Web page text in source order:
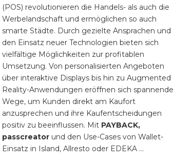
(POS) revolutionieren die Handels- als auch die
Werbelandschaft und ermöglichen so auch
smarte Städte. Durch gezielte Ansprachen und
den Einsatz neuer Technologien bieten sich
vielfältige Möglichkeiten zur profitablen
Umsetzung. Von personalisierten Angeboten
über interaktive Displays bis hin zu Augmented
Reality-Anwendungen eröffnen sich spannende
Wege, um Kunden direkt am Kaufort
anzusprechen und ihre Kaufentscheidungen
positiv zu beeinflussen. Mit PAYBACK,
passcreator und den Use-Cases von Wallet-
Einsatz in Island, Allresto oder EDEKA ...